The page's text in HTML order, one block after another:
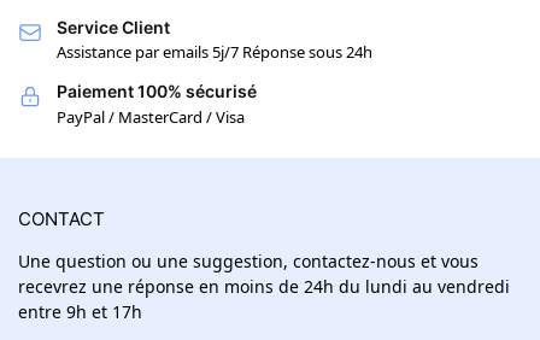
Service Client
Assistance par emails 5j/7 Réponse sous 24h
Paiement 100% sécurisé
PayPal / MasterCard / Visa
CONTACT
Une question ou une suggestion, contactez-nous et vous
recevrez une réponse en moins de 24h du lundi au vendredi
entre 9h et 17h